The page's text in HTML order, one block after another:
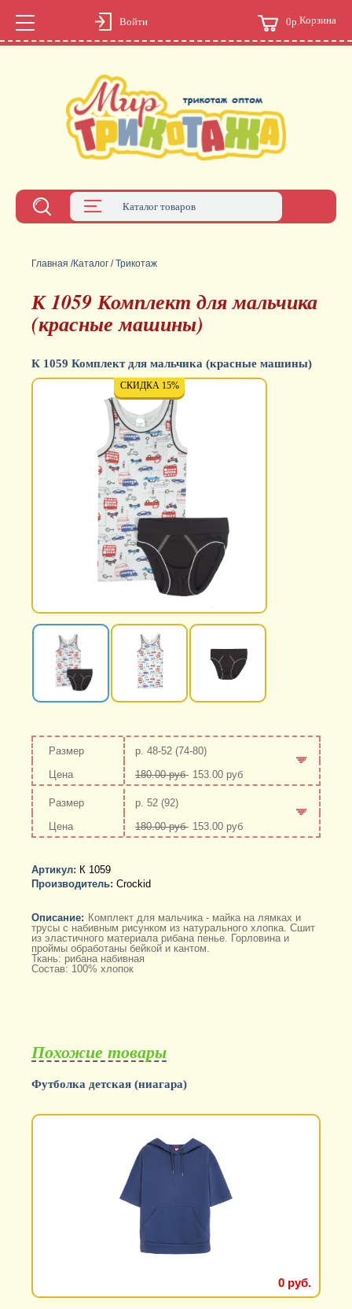
Войти Корзина
0р.
Каталог товаров
Главная /Каталог /Трикотаж
К 1059 Комплект для мальчика
(красные машины)
К 1059 Комплект для мальчика (красные машины)
СКИДКА 15%
р. 48-52 (74-80)
180.00 руб 153.00 руб
-р. 52 (92)
180.00 руб 153.00 руб
Артикул: К 1059
Производитель: Crockid
Описание: Комплект для мальчика - майка на лямках и
трусы с набивным рисунком из натурального хлопка. Сшит
из эластичного материала рибана пенье. Горловина и
проймы обработаны бейкой и кантом.
Ткань: рибана набивная
Состав: 100% хлопок
Похожие товары
Футболка детская (ниагара)
0 руб.